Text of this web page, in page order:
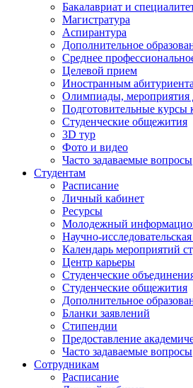
Бакалавриат и
Магистратура
Аспирантура
Дополнительное
Среднее
Целевой прием
Иностранным
Олимпиады, мероприятия
Подготовительные курсы
Студенческие общежития
3D тур
Фото и видео
Часто задаваемые вопросы
Студентам
Расписание
Личный кабинет
Ресурсы
Молодежный
Научно-
Календарь мероприятий
Центр карьеры
Студенческие
Студенческие общежития
Дополнительное
Бланки заявлений
Стипендии
Предоставление
Часто задаваемые вопросы
Сотрудникам
Расписание